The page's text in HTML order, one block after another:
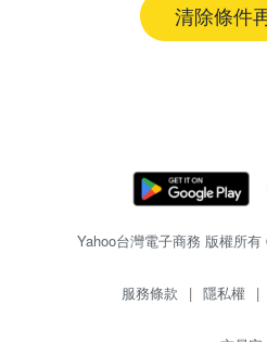
清除條件
Yahoo台灣電子商務 版權所
服務條款 | 隱私權 |